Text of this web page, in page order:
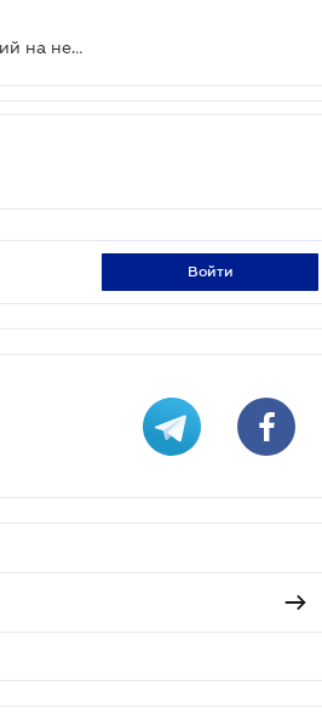
Стартовали электронные аукционы по продаже лицензий на недра
войти